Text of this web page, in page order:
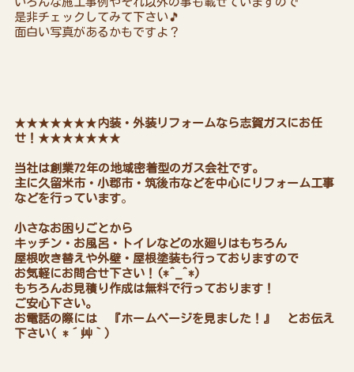
是非チェックしてみて下さい🎵
面白い写真があるかもですよ？
★★★★★★★内装・外装リフォームなら志賀ガスにお任
せ！ ★★★★★★★
当社は創業72年の地域密着型のガス会社です。
主に久留米市・小郡市・筑後市などを中心にリフォーム工事
などを行っています。
小さなお困りごとから
キッチン・お風呂・トイレなどの水廻りはもちろん
屋根吹き替えや外壁・屋根塗装も行っておりますので
お気軽にお問合せ下さい！(*^_^*)
もちろんお見積り作成は無料で行っております！
ご安心下さい。
お電話の際には 『ホームページを見ました！』 とお伝え
下さい( *´艸｀)